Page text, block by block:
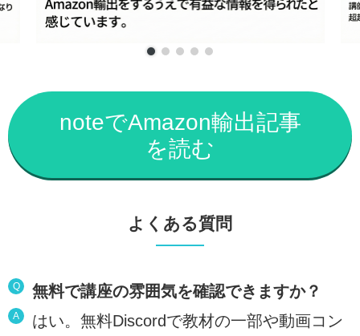
noteでAmazon輸出記事
を読む
よくある質問
Q 無料で講座の雰囲気を確認できますか？
A
はい。無料Discordで教材の一部や動画コン